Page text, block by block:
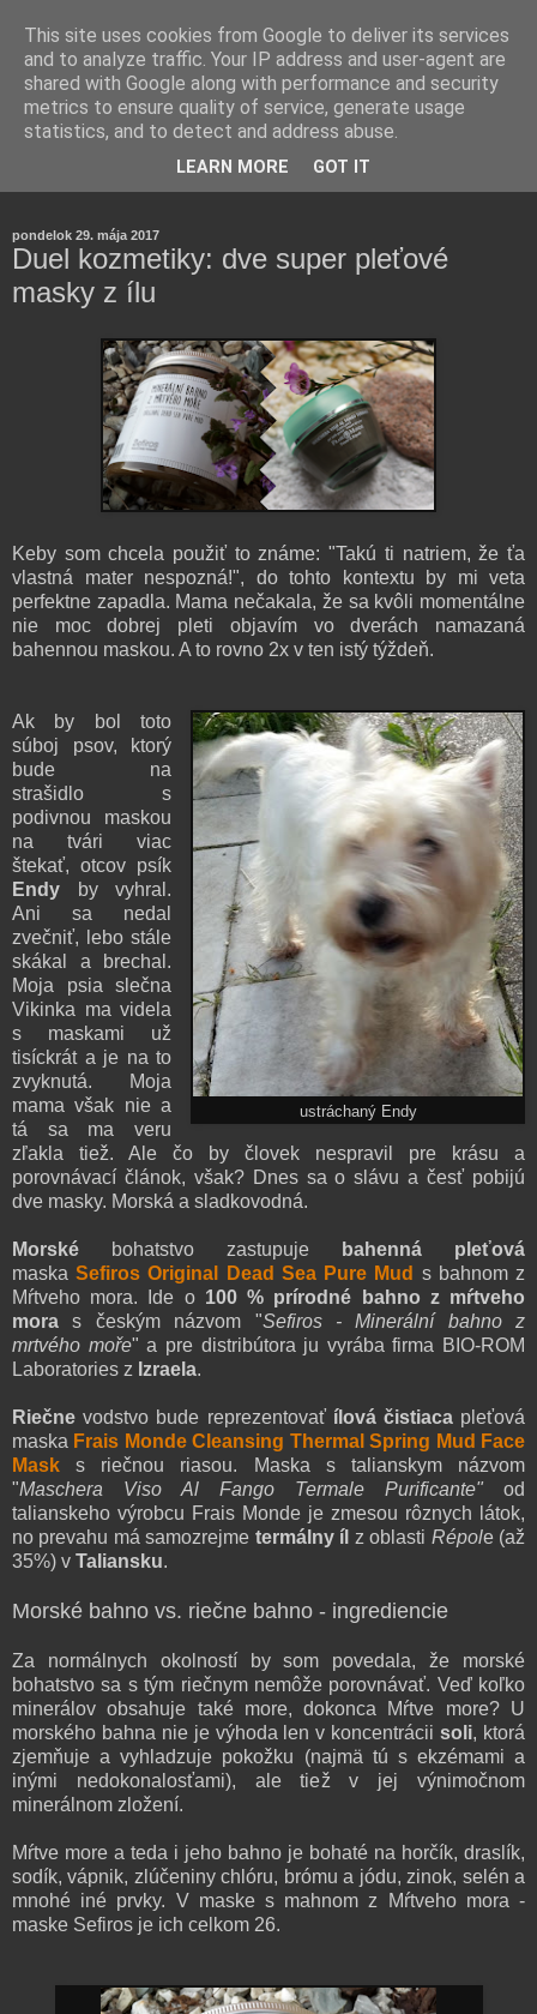
rozoberá témy o zdraví, živote a všetko možné.
pondelok 29. mája 2017
Duel kozmetiky: dve super pleťové
masky z ílu
Keby som chcela použiť to známe: "Takú ti natriem, že ťa
vlastná mater nespozná!", do tohto kontextu by mi veta
perfektne zapadla. Mama nečakala, že sa kvôli momentálne
nie moc dobrej pleti objavím vo dverách namazaná
bahennou maskou. A to rovno 2x v ten istý týždeň.
ustráchaný Endy
Ak by bol toto
súboj psov, ktorý
bude na
strašidlos
podivnou maskou
na tvári
viac
štekať, otcov psík
Endy
by vyhral.
Ani sa nedal
zvečniť, lebo stále
skákal a brechal.
Moja psia slečna
Vikinka ma videla
s maskami už
tisíckrát a je na to
zvyknutá. Moja
mama však nie a
tá sa ma veru
zľakla tiež. Ale čo by človek nespravil pre krásu a
porovnávací článok, však? Dnes sa o slávu a česť pobijú
dve masky. Morská a sladkovodná.
Morské bohatstvo zastupuje
bahenná pleťová
maskaSefiros Original Dead Sea Pure Mud s bahnom z
Mŕtveho mora. Ide o 100 % prírodné bahno z mŕtveho
moras českým názvom "Sefiros - Minerální bahno z
mrtvého moře" a pre distribútora ju vyrába firma BIO-ROM
Laboratories z Izraela.
Riečnevodstvo bude reprezentovať ílová čistiaca pleťová
maska Frais Monde Cleansing Thermal Spring Mud Face
Mask s riečnou riasou. Maska s talianskym názvom
"Maschera Viso Al Fango Termale Purificante" od
talianskeho výrobcu Frais Monde je zmesou rôznych látok,
no prevahu má samozrejme termálny íl z oblasti Répole (až
35%) v Taliansku.
Morské bahno vs. riečne bahno - ingrediencie
Za normálnych okolností by som povedala, že morské
bohatstvo sa s tým riečnym nemôže porovnávať. Veď koľko
minerálov obsahuje také more, dokonca Mŕtve more? U
morského bahna nie je výhoda len v koncentráciisoli, ktorá
zjemňuje a vyhladzuje pokožku (najmä tú s ekzémami a
inými nedokonalosťami), ale tiež v jej výnimočnom
minerálnom zložení.
Mŕtve more a teda i jeho bahno je bohaté na horčík, draslík,
sodík, vápnik, zlúčeniny chlóru, brómu a jódu, zinok, selén a
mnohé iné prvky. V maske s mahnom z Mŕtveho mora -
maske Sefiros je ich celkom 26.
This site uses cookies from Google to deliver its services
and to analyze traffic. Your IP address and user-agent are
shared with Google along with performance and security
metrics to ensure quality of service, generate usage
statistics, and to detect and address abuse.
LEARN MORE GOT IT